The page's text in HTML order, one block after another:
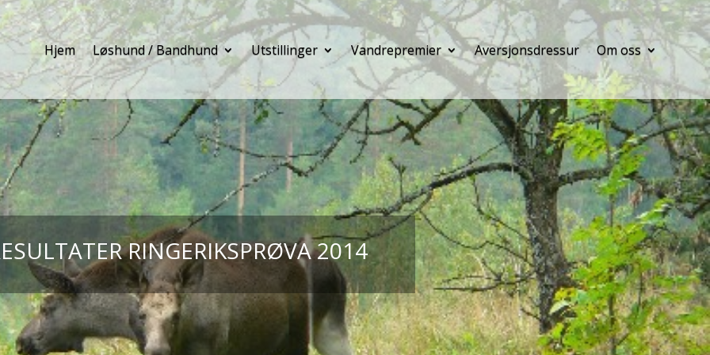
Hjem Løshund / Bandhund Utstillinger Vandrepremier Aversjonsdressur Om oss
RINGERIKSPRØVA 2014